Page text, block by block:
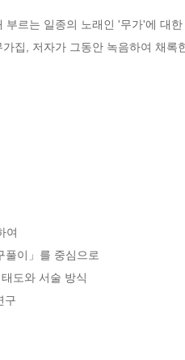
부르는 일종의 노래인 '무가'에 대
집, 저자가 그동안 녹음하여 채록
여
풀이」를 중심으로
도와 서술 방식
구